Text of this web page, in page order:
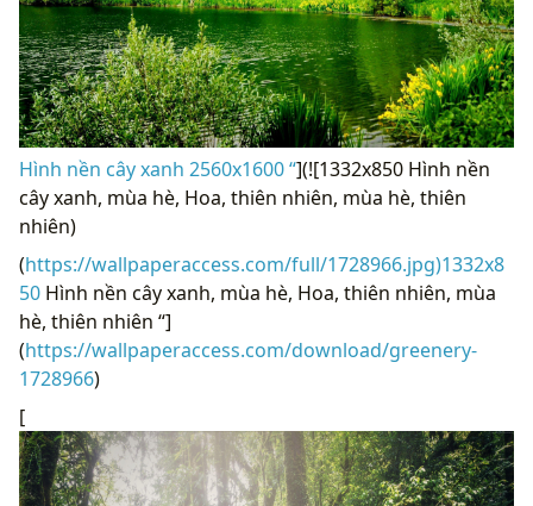
Hình nền cây xanh 2560x1600 “](![1332x850 Hình nền
cây xanh, mùa hè, Hoa, thiên nhiên, mùa hè, thiên
nhiên)
(https://wallpaperaccess.com/full/1728966.jpg)1332x8
50 Hình nền cây xanh, mùa hè, Hoa, thiên nhiên, mùa
hè, thiên nhiên “]
(https://wallpaperaccess.com/download/greenery-
1728966)
[